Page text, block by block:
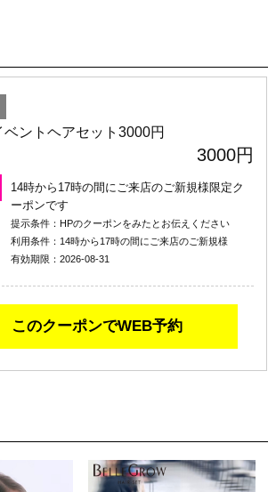
ントヘアセット3000円
3000円
14時から17時の間にご来店のご新規様限定ク
ーポンです
提示条件： HPのクーポンをみたとお伝えください
利用条件： 14時から17時の間にご来店のご新規様
有効期限： 2026-08-31
このクーポンでWEB予約